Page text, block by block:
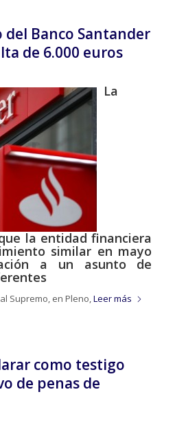
Banco Santander
de 6.000 euros
La
la entidad financiera
similar en mayo
a un asunto de
Supremo, en Pleno,Leer más
como testigo
de penas de